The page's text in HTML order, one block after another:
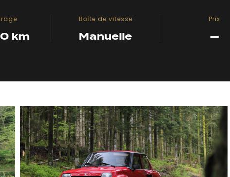
km
Boîte de vitesse
Manuelle
Prix
—